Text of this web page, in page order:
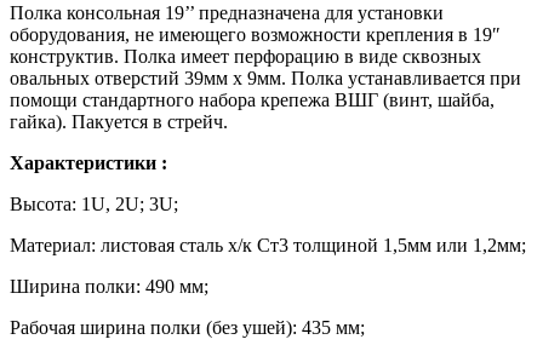
Полка консольная 19’’ предназначена для установки
оборудования, не имеющего возможности крепления в 19″
конструктив. Полка имеет перфорацию в виде сквозных
овальных отверстий 39мм х 9мм. Полка устанавливается при
помощи стандартного набора крепежа ВШГ (винт, шайба,
гайка). Пакуется в стрейч.
Характеристики :
Высота: 1U, 2U; 3U;
Материал: листовая сталь х/к Cт3 толщиной 1,5мм или 1,2мм;
Ширина полки: 490 мм;
Рабочая ширина полки (без ушей): 435 мм;